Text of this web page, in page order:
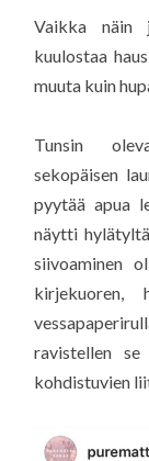
Vaikka näin
kuulostaa
muuta kuin
Tunsin
sekopäisen
pyytää apua
näytti
siivoaminen
kirjekuoren,
ravistellen
kohdistuvien